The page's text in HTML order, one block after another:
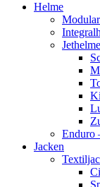
Helme
Jethelme
Enduro
Jacken